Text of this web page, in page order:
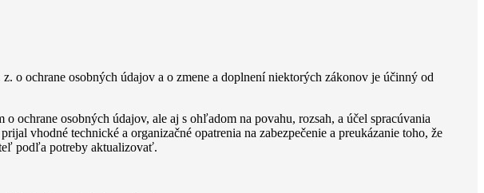
o ochrane osobných údajov a o zmene a doplnení niektorých zákonov je účinný od
osobných údajov, ale aj s ohľadom na povahu, rozsah, a účel spracúvania
vhodné technické a organizačné opatrenia na zabezpečenie a preukázanie toho, že
podľa potreby aktualizovať.